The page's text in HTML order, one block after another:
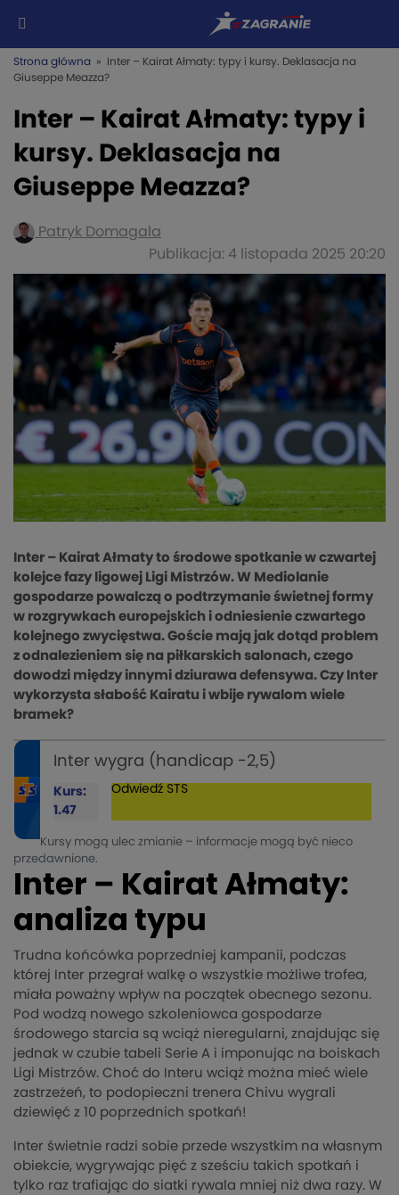
Strona główna » Inter – Kairat Ałmaty: typy i kursy. Deklasacja na
Giuseppe Meazza?
Inter – Kairat Ałmaty: typy i
kursy. Deklasacja na
Giuseppe Meazza?
Patryk Domagala
Publikacja: 4 listopada 2025 20:20
Inter – Kairat Ałmaty to środowe spotkanie w czwartej
kolejce fazy ligowej Ligi Mistrzów. W Mediolanie
gospodarze powalczą o podtrzymanie świetnej formy
w rozgrywkach europejskich i odniesienie czwartego
kolejnego zwycięstwa. Goście mają jak dotąd problem
z odnalezieniem się na piłkarskich salonach, czego
dowodzi między innymi dziurawa defensywa. Czy Inter
wykorzysta słabość Kairatu i wbije rywalom wiele
bramek?
Inter wygra (handicap -2,5)
Kurs:
1.47
Odwiedź STS
Kursy mogą ulec zmianie – informacje mogą być nieco
przedawnione.
Inter – Kairat Ałmaty:
analiza typu
Trudna końcówka poprzedniej kampanii, podczas
której Inter przegrał walkę o wszystkie możliwe trofea,
miała poważny wpływ na początek obecnego sezonu.
Pod wodzą nowego szkoleniowca gospodarze
środowego starcia są wciąż nieregularni, znajdując się
jednak w czubie tabeli Serie A i imponując na boiskach
Ligi Mistrzów. Choć do Interu wciąż można mieć wiele
zastrzeżeń, to podopieczni trenera Chivu wygrali
dziewięć z 10 poprzednich spotkań!
Inter świetnie radzi sobie przede wszystkim na własnym
obiekcie, wygrywając pięć z sześciu takich spotkań i
tylko raz trafiając do siatki rywala mniej niż dwa razy. W